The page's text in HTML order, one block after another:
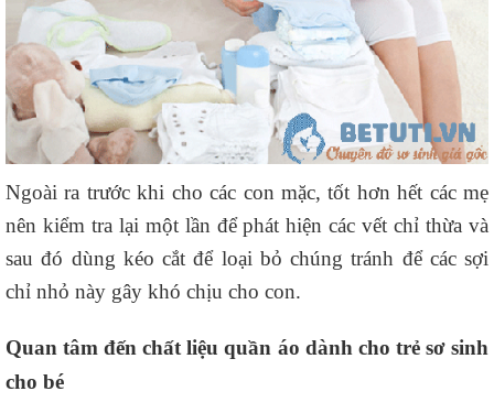
Ngoài ra trước khi cho các con mặc, tốt hơn hết các mẹ
nên kiểm tra lại một lần để phát hiện các vết chỉ thừa và
sau đó dùng kéo cắt để loại bỏ chúng tránh để các sợi
chỉ nhỏ này gây khó chịu cho con.
Quan tâm đến chất liệu quần áo dành cho trẻ sơ sinh
cho bé